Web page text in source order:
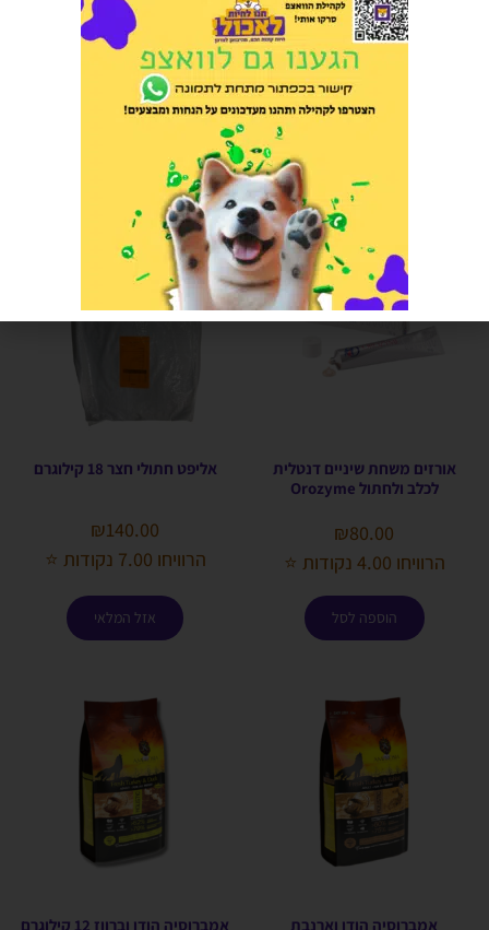
אולטימייט | מזון פרמיום לכלב
נטול דגנים כבש 12.7 קג + 2
שימורים מתנה
₪350.00
קג
350.00
הרוויחו 17.50 נקודות ⭐
אורזים משחת שיניים דנטלית
לכלב ולחתול Orozyme
₪80.00
הרוויחו 4.00 נקודות ⭐
הוספה לסל
אליפט חתולי חצר 18 קילוגרם
₪140.00
הרוויחו 7.00 נקודות ⭐
אזל המלאי
אמברוסיה הודו וארנבת
אמברוסיה הודו וברווז 12 קילוגרם